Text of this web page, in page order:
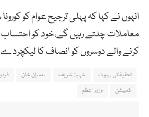
انہوں نے کہا کہ پہلی ترجیح عوام کو
معاملات چلتے رہیں گے،خود کو
کرنے والے دوسروں کو انصاف کا
تحقیقاتی رپورٹ شہباز شریف عمران خان
کمیشن
وزیر اعظم